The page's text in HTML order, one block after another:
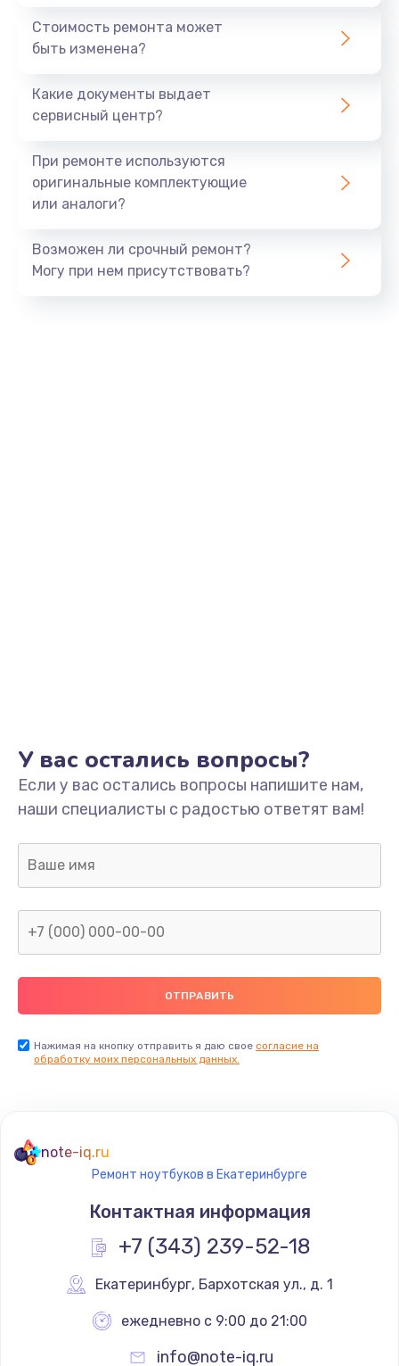
Стоимость ремонта может
быть изменена?
Какие документы выдает
сервисный центр?
При ремонте используются
оригинальные комплектующие
или аналоги?
Возможен ли срочный ремонт?
Могу при нем присутствовать?
У вас остались вопросы?
Если у вас остались вопросы напишите нам,
наши специалисты с радостью ответят вам!
Нажимая на кнопку отправить я даю свое согласие на
обработку моих персональных данных.
note-iq.ru
Ремонт ноутбуков в Екатеринбурге
Контактная информация
+7 (343) 239-52-18
Екатеринбург, Бархотская ул., д. 1
ежедневно с 9:00 до 21:00
info@note-iq.ru